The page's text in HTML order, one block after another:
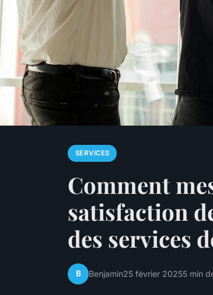
SERVICES
Comment
satisfaction
des services
B Benjamin25 février 20255 min